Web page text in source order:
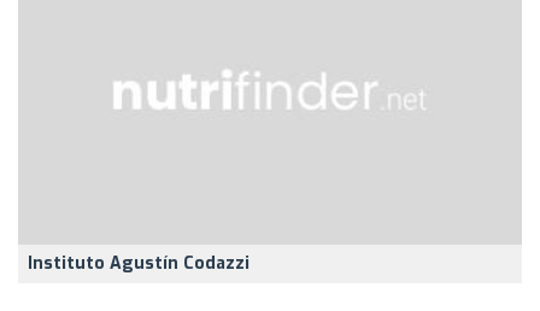
Instituto Agustín Codazzi